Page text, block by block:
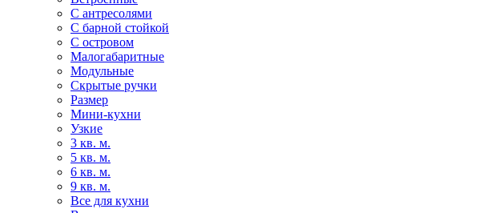
С антресолями
С барной стойкой
С островом
Малогабаритные
Модульные
Скрытые ручки
Размер
Мини-кухни
Узкие
3 кв. м.
5 кв. м.
6 кв. м.
9 кв. м.
Все для кухни